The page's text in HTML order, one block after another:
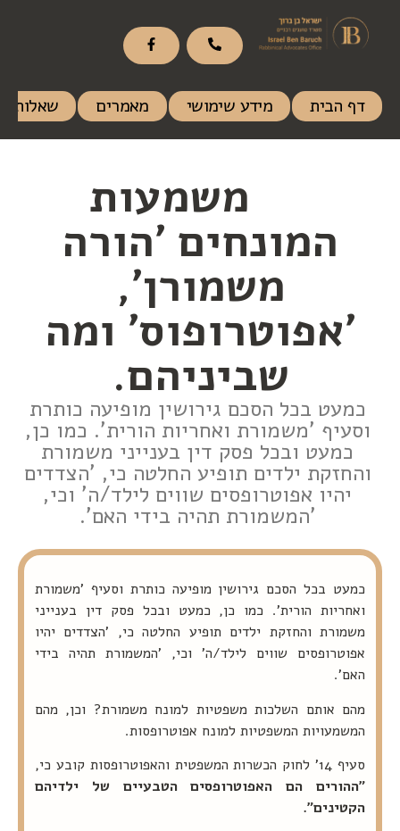
דף הבית מידע שימושי מאמרים שאלות
משמעות
המונחים 'הורה
משמורן',
'אפוטרופוס' ומה
שביניהם.
כמעט בכל הסכם גירושין מופיעה כותרת
וסעיף 'משמורת ואחריות הורית'. כמו כן,
כמעט ובכל פסק דין בענייני משמורת
והחזקת ילדים תופיע החלטה כי, 'הצדדים
יהיו אפוטרופסים שווים לילד/ה' וכי,
'המשמורת תהיה בידי האם'.
כמעט בכל הסכם גירושין מופיעה כותרת וסעיף 'משמורת
ואחריות הורית'. כמו כן, כמעט ובכל פסק דין בענייני
משמורת והחזקת ילדים תופיע החלטה כי, 'הצדדים יהיו
אפוטרופסים שווים לילד/ה' וכי, 'המשמורת תהיה בידי
האם'.
מהם אותם השלכות משפטיות למונח משמורת? וכן, מהם
המשמעויות המשפטיות למונח אפוטרופסות.
סעיף 14' לחוק הכשרות המשפטית והאפוטרופסות קובע כי,
"ההורים הם האפוטרופסים הטבעיים של ילדיהם
הקטינים".